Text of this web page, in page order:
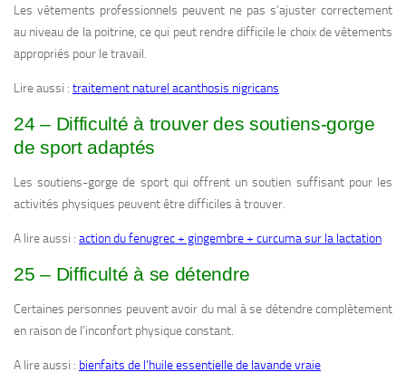
Les vêtements professionnels peuvent ne pas s’ajuster correctement
au niveau de la poitrine, ce qui peut rendre difficile le choix de vêtements
appropriés pour le travail.
Lire aussi : traitement naturel acanthosis nigricans
24 – Difficulté à trouver des soutiens-gorge
de sport adaptés
Les soutiens-gorge de sport qui offrent un soutien suffisant pour les
activités physiques peuvent être difficiles à trouver.
A lire aussi : action du fenugrec + gingembre + curcuma sur la lactation
25 – Difficulté à se détendre
Certaines personnes peuvent avoir du mal à se détendre complètement
en raison de l’inconfort physique constant.
A lire aussi : bienfaits de l’huile essentielle de lavande vraie